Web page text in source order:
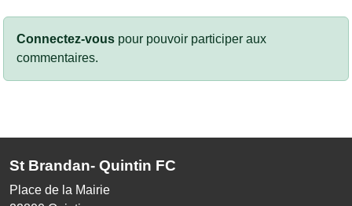
Connectez-vous pour pouvoir participer aux
commentaires.
St Brandan- Quintin FC
Place de la Mairie